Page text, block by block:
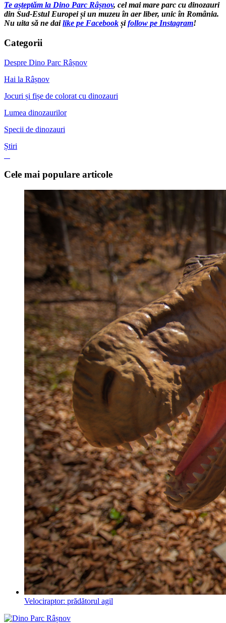
Te așteptăm la Dino Parc Râșnov, cel mai mare parc cu dinozauri
din Sud-Estul Europei și un muzeu în aer liber, unic în România.
Nu uita să ne dailike pe Facebook șifollow pe Instagram!
Categorii
Despre Dino Parc Râșnov
Hai la Râșnov
Jocuri și fișe de colorat cu dinozauri
Lumea dinozaurilor
Specii de dinozauri
Știri
Cele mai populare articole
Velociraptor: prădătorul agil